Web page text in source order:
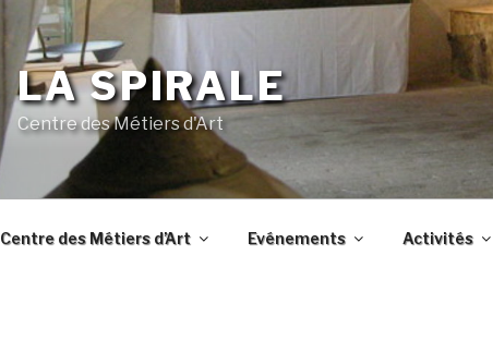
LA SPIRALE
Centre des Métiers d'Art
Centre des Métiers d’Art Evénements Activités